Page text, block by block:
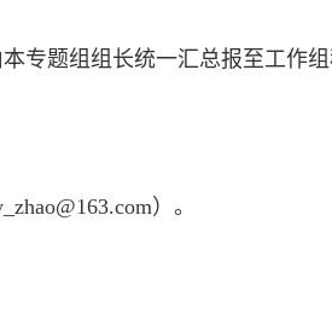
专题组组长统一汇总报至工作
）。